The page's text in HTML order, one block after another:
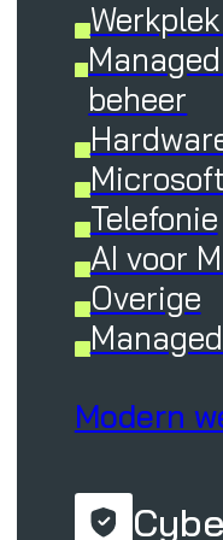
beheer
Telefonie
AI voor
Overige
Modern